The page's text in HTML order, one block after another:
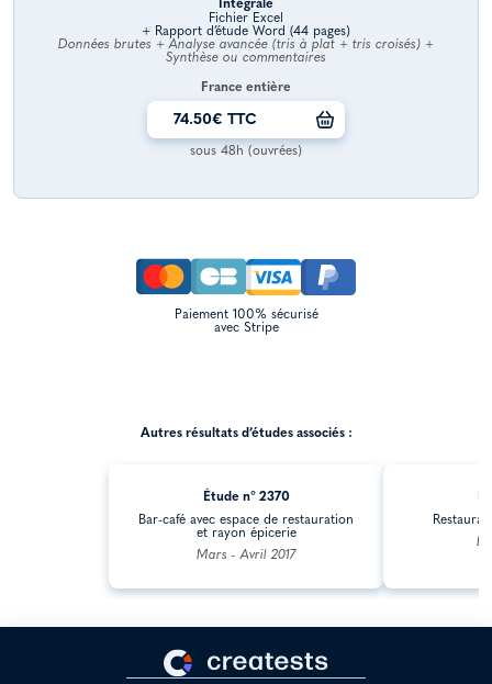
Intégrale
Fichier Excel
+ Rapport d’étude Word (44 pages)
Données brutes + Analyse avancée (tris à plat + tris croisés) +
Synthèse ou commentaires
France entière
74.50€ TTC
sous 48h (ouvrées)
Paiement 100% sécurisé
avec Stripe
Autres résultats d’études associés :
Étude n° 2370
Bar-café avec espace de restauration
et rayon épicerie
Mars - Avril 2017